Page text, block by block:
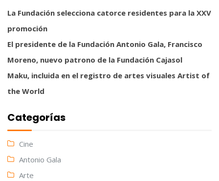
La Fundación selecciona catorce residentes para la XXV
promoción
El presidente de la Fundación Antonio Gala, Francisco
Moreno, nuevo patrono de la Fundación Cajasol
Maku, incluida en el registro de artes visuales Artist of
the World
Categorías
Cine
Antonio Gala
Arte